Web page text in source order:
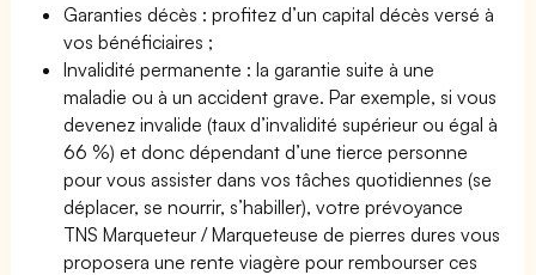
Garanties décès : profitez d’un capital décès versé à
vos bénéficiaires ;
Invalidité permanente : la garantie suite à une
maladie ou à un accident grave. Par exemple, si vous
devenez invalide (taux d’invalidité supérieur ou égal à
66 %) et donc dépendant d’une tierce personne
pour vous assister dans vos tâches quotidiennes (se
déplacer, se nourrir, s’habiller), votre prévoyance
TNS Marqueteur / Marqueteuse de pierres dures vous
proposera une rente viagère pour rembourser ces